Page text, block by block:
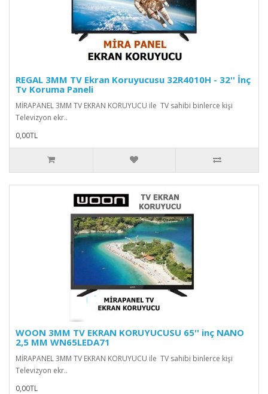
REGAL 3MM TV Ekran Koruyucusu 32R4010H - 32'' İnç
Tv Koruma Paneli
MİRAPANEL 3MM TV EKRAN KORUYUCU ile TV sahibi binlerce kişi
Televizyon ekr..
0,00TL
WOON 3MM TV EKRAN KORUYUCUSU 65'' inç NANO
2,5 MM WN65LEDA71
MİRAPANEL 3MM TV EKRAN KORUYUCU ile TV sahibi binlerce kişi
Televizyon ekr..
0,00TL